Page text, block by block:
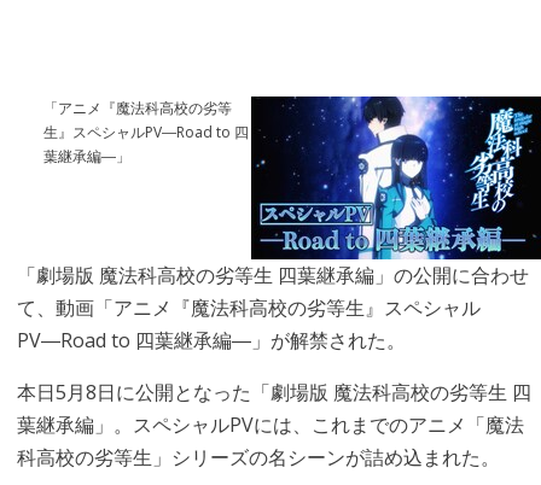
「アニメ『魔法科高校の劣等
生』スペシャルPV―Road to 四
葉継承編―」
「劇場版 魔法科高校の劣等生 四葉継承編」の公開に合わせ
て、動画「アニメ『魔法科高校の劣等生』スペシャル
PV―Road to 四葉継承編―」が解禁された。
本日5月8日に公開となった「劇場版 魔法科高校の劣等生 四
葉継承編」。スペシャルPVには、これまでのアニメ「魔法
科高校の劣等生」シリーズの名シーンが詰め込まれた。